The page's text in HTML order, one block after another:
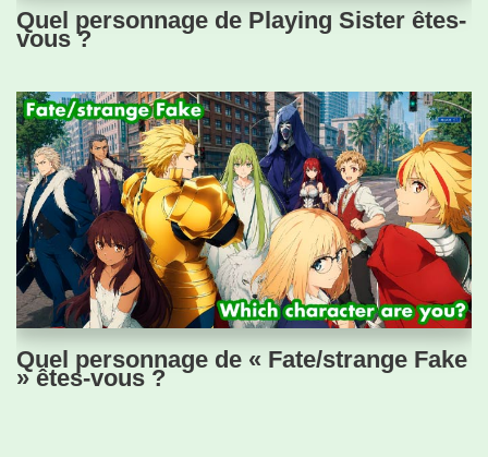
Quel personnage de Playing Sister êtes-
vous ?
Quel personnage de « Fate/strange Fake
» êtes-vous ?